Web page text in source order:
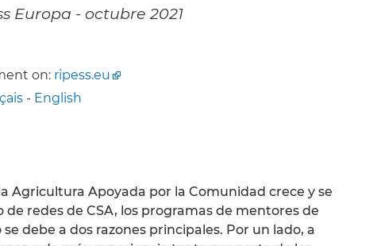
Europa - octubre 2021
on: ripess.eu
- English
Agricultura Apoyada por la Comunidad crece y se
redes de CSA, los programas de mentores de
debe a dos razones principales. Por un lado, a